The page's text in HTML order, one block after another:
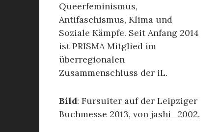
Queerfeminismus,
Antifaschismus, Klima und
Soziale Kämpfe. Seit Anfang 2014
ist PRISMA Mitglied im
überregionalen
Zusammenschluss der iL.
Bild: Fursuiter auf der Leipziger
Buchmesse 2013, von jashi_2002.